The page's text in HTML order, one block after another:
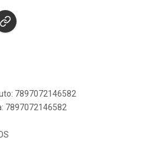
7897072146582
7897072146582